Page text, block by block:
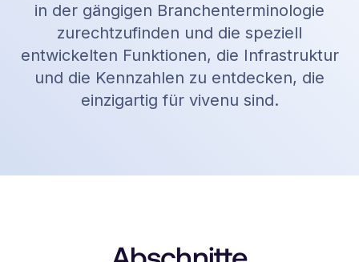
in der gängigen Branchenterminologie
zurechtzufinden und die speziell
entwickelten Funktionen, die Infrastruktur
und die Kennzahlen zu entdecken, die
einzigartig für vivenu sind.